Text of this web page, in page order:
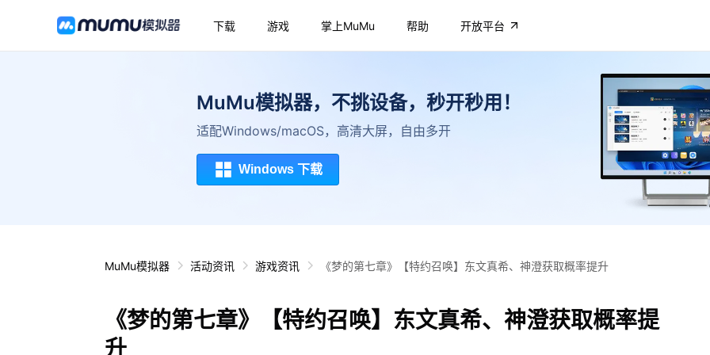
下载 游戏 掌上MuMu 帮助 开放平台
MuMu模拟器，不挑设备，秒开秒用！
适配Windows/macOS，高清大屏，自由多开
Windows 下载
MuMu模拟器 活动资讯 游戏资讯 《梦的第七章》【特约召唤】东文真希、神澄获取概率提升
《梦的第七章》【特约召唤】东文真希、神澄获取概率提
升